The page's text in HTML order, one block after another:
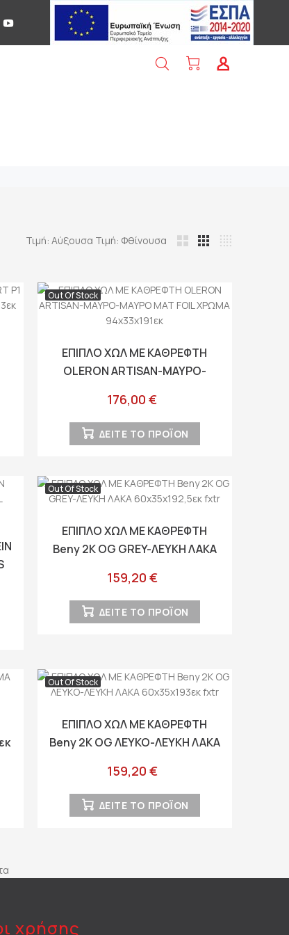
Τιμή: Αύξουσα Τιμή: Φθίνουσα
Out Of Stock
ΕΠΙΠΛΟ ΧΩΛ ΜΕ ΚΑΘΡΕΦΤΗ
OLERON ARTISAN-ΜΑΥΡΟ-
94x33x191εκ
176,00 €
ΔΕΙΤΕ ΤΟ ΠΡΟΪΟΝ
Out Of Stock
ΕΠΙΠΛΟ ΧΩΛ ΜΕ ΚΑΘΡΕΦΤΗ
Beny 2K OG GREY-ΛΕΥΚΗ ΛΑΚΑ
159,20 €
ΔΕΙΤΕ ΤΟ ΠΡΟΪΟΝ
Out Of Stock
ΕΠΙΠΛΟ ΧΩΛ ΜΕ ΚΑΘΡΕΦΤΗ
Beny 2K OG ΛΕΥΚΟ-ΛΕΥΚΗ ΛΑΚΑ
159,20 €
ΔΕΙΤΕ ΤΟ ΠΡΟΪΟΝ
χρήσης